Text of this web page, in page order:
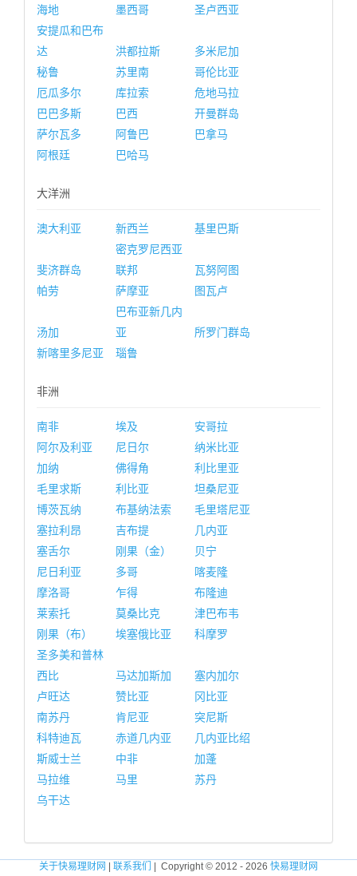
海地
墨西哥
圣卢西亚
安提瓜和巴布
达
洪都拉斯
多米尼加
秘鲁
苏里南
哥伦比亚
厄瓜多尔
库拉索
危地马拉
巴巴多斯
巴西
开曼群岛
萨尔瓦多
阿鲁巴
巴拿马
阿根廷
巴哈马
大洋洲
澳大利亚 新西兰 基里巴斯
斐济群岛
密克罗尼西亚
联邦
瓦努阿图
帕劳
萨摩亚 图瓦卢
汤加
巴布亚新几内
亚
所罗门群岛
新喀里多尼亚
瑙鲁
非洲
南非 埃及
安哥拉
阿尔及利亚
尼日尔
纳米比亚
加纳
佛得角
利比里亚
毛里求斯
利比亚
坦桑尼亚
博茨瓦纳
布基纳法索
毛里塔尼亚
塞拉利昂
吉布提
几内亚
塞舌尔
刚果（金）
贝宁
尼日利亚
多哥
喀麦隆
摩洛哥
乍得
布隆迪
莱索托
莫桑比克
津巴布韦
刚果（布）
埃塞俄比亚
科摩罗
圣多美和普林
西比
马达加斯加
塞内加尔
卢旺达
赞比亚
冈比亚
南苏丹
肯尼亚
突尼斯
科特迪瓦
赤道几内亚
几内亚比绍
斯威士兰
中非
加蓬
马拉维
马里
苏丹
乌干达
关于快易理财网 联系我们 | Copyright © 2012 - 2026 快易理财网